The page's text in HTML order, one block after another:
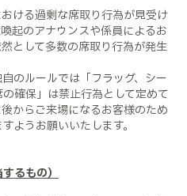
ける過剰な席取り行為が見受け
起のアナウンスや係員によるお
として多数の席取り行為が発生
のルールでは「フラッグ、シー
確保」は禁止行為として定めて
からご来場になるお客様のため
ようお願いいたします。
るもの）